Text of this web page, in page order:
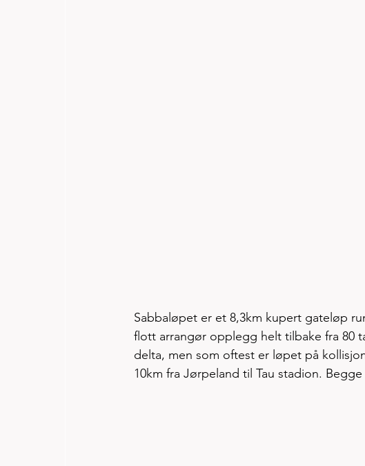
Sabbaløpet er et 8,3km kupert gateløp
flott arrangør opplegg helt tilbake fra 80
delta, men som oftest er løpet på
10km fra Jørpeland til Tau stadion.